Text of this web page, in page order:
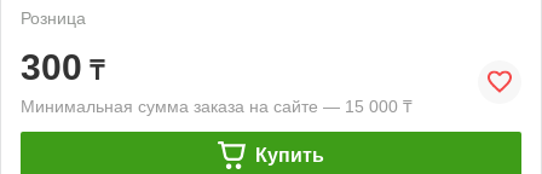
Розница
300 ₸
Минимальная сумма заказа на сайте — 15 000 ₸
Купить